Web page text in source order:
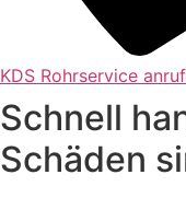
KDS Rohrservice
Schnell
Schäden